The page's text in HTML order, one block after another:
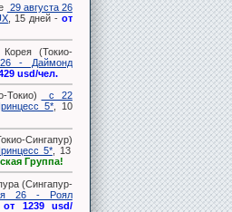
29 августа 26
, 15 дней - от
(Токио-
- Даймонд
usd/чел.
Токио)
с 22
5*, 10
Сингапур)
5*, 13
Группа!
(Сингапур-
26 - Роял
от 1239 usd/